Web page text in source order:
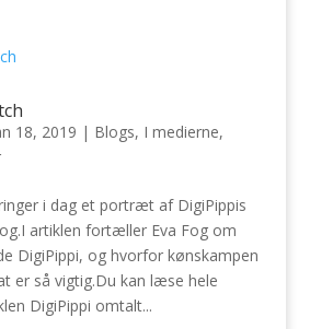
18, 2019 | Blogs, I medierne,
i dag et portræt af DigiPippis
artiklen fortæller Eva Fog om
DigiPippi, og hvorfor kønskampen
er så vigtig.Du kan læse hele
DigiPippi omtalt...